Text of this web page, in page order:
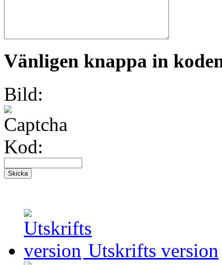
Vänligen knappa in
Bild:
Kod:
Utskrifts version